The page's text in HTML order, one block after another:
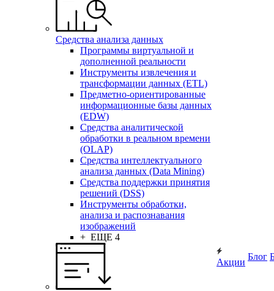
Средства анализа данных
Программы виртуальной и
дополненной реальности
Инструменты извлечения и
трансформации данных (ETL)
Предметно-ориентированные
информационные базы данных
(EDW)
Средства аналитической
обработки в реальном времени
(OLAP)
Средства интеллектуального
анализа данных (Data Mining)
Средства поддержки принятия
решений (DSS)
Инструменты обработки,
анализа и распознавания
изображений
+ ЕЩЕ 4
Акции
Блог